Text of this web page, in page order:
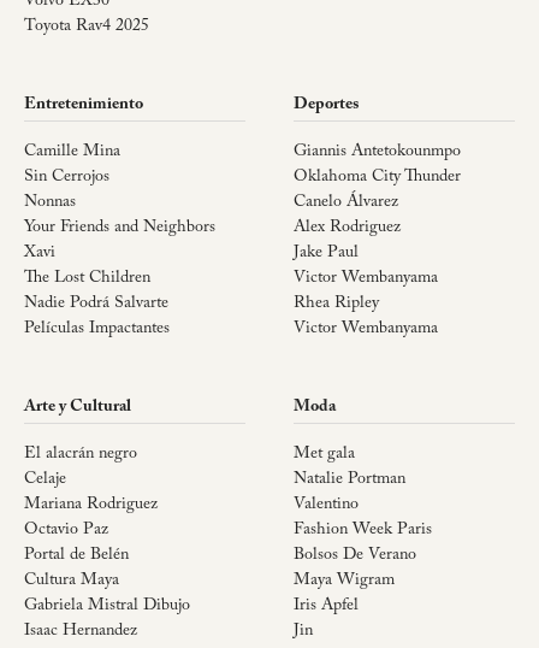
Toyota Rav4 2025
Entretenimiento
Camille Mina
Sin Cerrojos
Nonnas
Your Friends and Neighbors
Xavi
The Lost Children
Nadie Podrá Salvarte
Películas Impactantes
Deportes
Giannis Antetokounmpo
Oklahoma City Thunder
Canelo Álvarez
Alex Rodriguez
Jake Paul
Victor Wembanyama
Rhea Ripley
Victor Wembanyama
Arte y Cultural
El alacrán negro
Celaje
Mariana Rodriguez
Octavio Paz
Portal de Belén
Cultura Maya
Gabriela Mistral Dibujo
Isaac Hernandez
Moda
Met gala
Natalie Portman
Valentino
Fashion Week Paris
Bolsos De Verano
Maya Wigram
Iris Apfel
Jin